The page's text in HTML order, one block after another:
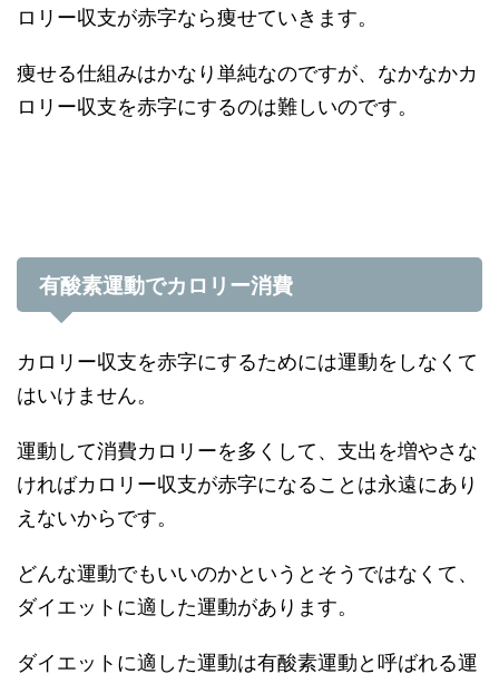
ロリー収支が赤字なら痩せていきます。
痩せる仕組みはかなり単純なのですが、なかなかカ
ロリー収支を赤字にするのは難しいのです。
有酸素運動でカロリー消費
カロリー収支を赤字にするためには運動をしなくて
はいけません。
運動して消費カロリーを多くして、支出を増やさな
ければカロリー収支が赤字になることは永遠にあり
えないからです。
どんな運動でもいいのかというとそうではなくて、
ダイエットに適した運動があります。
ダイエットに適した運動は有酸素運動と呼ばれる運